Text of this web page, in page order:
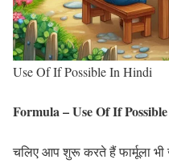
Use Of If Possible In Hindi
Formula – Use Of If
चलिए आप शुरू करते हैं फार्मूला